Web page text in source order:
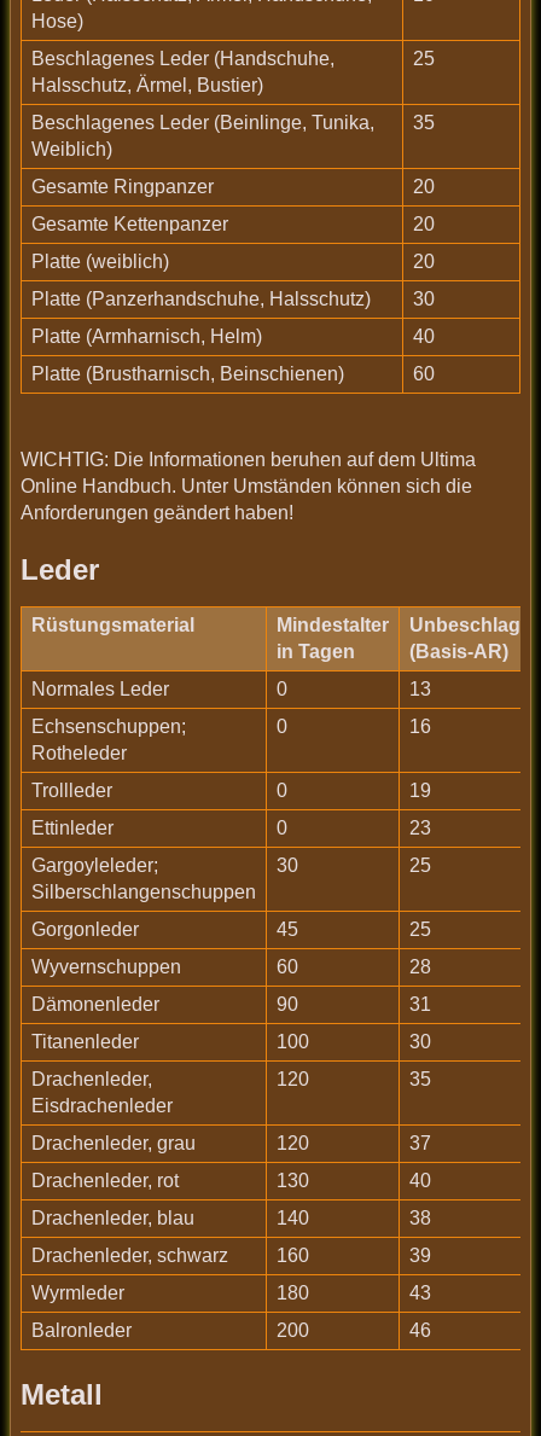
Hose)
Beschlagenes Leder (Handschuhe,
Halsschutz, Ärmel, Bustier)
25
Beschlagenes Leder (Beinlinge, Tunika,
Weiblich)
35
Gesamte Ringpanzer
20
Gesamte Kettenpanzer
20
Platte (weiblich)
20
Platte (Panzerhandschuhe, Halsschutz)
30
Platte (Armharnisch, Helm)
40
Platte (Brustharnisch, Beinschienen)
60
WICHTIG: Die Informationen beruhen auf dem Ultima
Online Handbuch. Unter Umständen können sich die
Anforderungen geändert haben!
Leder
Rüstungsmaterial
Mindestalter
in Tagen
(Basis-AR)
Normales Leder
0
13
Echsenschuppen;
Rotheleder
0 16
Trollleder 0
19
Ettinleder
0
23
Gargoyleleder;
Silberschlangenschuppen
30 25
Gorgonleder 45
25
Wyvernschuppen
60
28
Dämonenleder
90
31
Titanenleder
100
30
Drachenleder,
Eisdrachenleder
120 35
Drachenleder, grau 120
37
Drachenleder, rot
130
40
Drachenleder, blau
140
38
Drachenleder, schwarz
160
39
Wyrmleder
180
43
Balronleder
200 46
Metall